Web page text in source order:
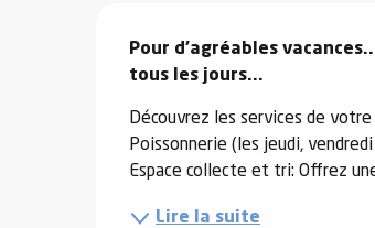
Description
Pour d'agréables
tous les jours...
Découvrez les services de
Poissonnerie (les jeudi,
Espace collecte et tri: Offrez
Lire la suite